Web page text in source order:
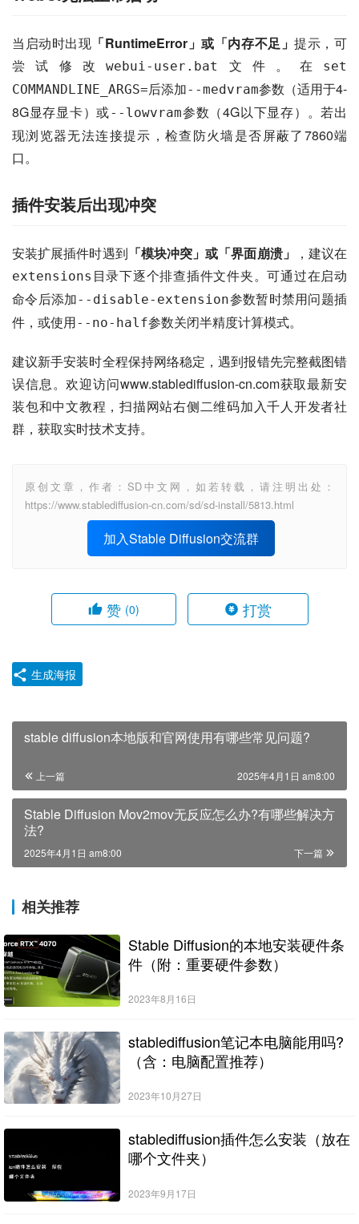
当启动时出现 「RuntimeError」或「内存不足」提示，可
尝试修改webui-user.bat 文件。在
set
COMMANDLINE_ARGS=后添加--medvram参数（适用于4-
8G显存显卡）或--lowvram参数（4G以下显存）。若出
现浏览器无法连接提示，检查防火墙是否屏蔽了7860端
口。
插件安装后出现冲突
安装扩展插件时遇到 「模块冲突」或「界面崩溃」 ，建议在
extensions 目录下逐个排查插件文件夹。可通过在启动
命令后添加--disable-extension参数暂时禁用问题插
件，或使用--no-half参数关闭半精度计算模式。
建议新手安装时全程保持网络稳定，遇到报错先完整截图错
误信息。欢迎访问www.stablediffusion-cn.com获取最新安
装包和中文教程，扫描网站右侧二维码加入千人开发者社
群，获取实时技术支持。
原创文章，作者：SD中文网，如若转载，请注明出处：
https://www.stablediffusion-cn.com/sd/sd-install/5813.html
加入Stable Diffusion交流群
赞 (0) 打赏
生成海报
stable diffusion本地版和官网使用有哪些常见问题?
上一篇 2025年4月1日 am8:00
Stable Diffusion Mov2mov无反应怎么办?有哪些解决方
法?
下一篇
2025年4月1日 am8:00
相关推荐
Stable Diffusion的本地安装硬件条
件（附：重要硬件参数）
2023年8月16日
stablediffusion笔记本电脑能用吗?
（含：电脑配置推荐）
2023年10月27日
stablediffusion插件怎么安装（放在
哪个文件夹）
2023年9月17日